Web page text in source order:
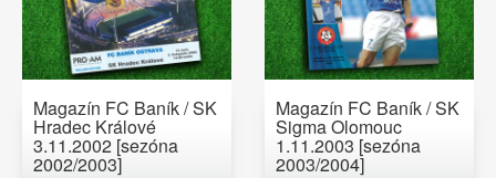
Magazín FC Baník / SK
Hradec Králové
3.11.2002 [sezóna
2002/2003]
Magazín FC Baník / SK
Sigma Olomouc
1.11.2003 [sezóna
2003/2004]